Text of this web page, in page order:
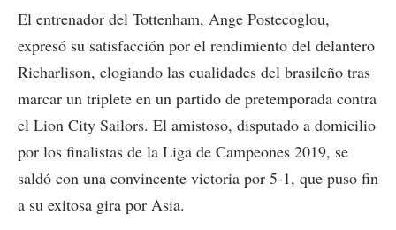
El entrenador del Tottenham, Ange Postecoglou,
expresó su satisfacción por el rendimiento del delantero
Richarlison, elogiando las cualidades del brasileño tras
marcar un triplete en un partido de pretemporada contra
el Lion City Sailors. El amistoso, disputado a domicilio
por los finalistas de la Liga de Campeones 2019, se
saldó con una convincente victoria por 5-1, que puso fin
a su exitosa gira por Asia.